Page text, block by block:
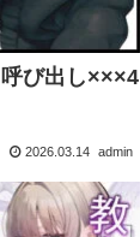
び出し×××4
2026.03.14 admin